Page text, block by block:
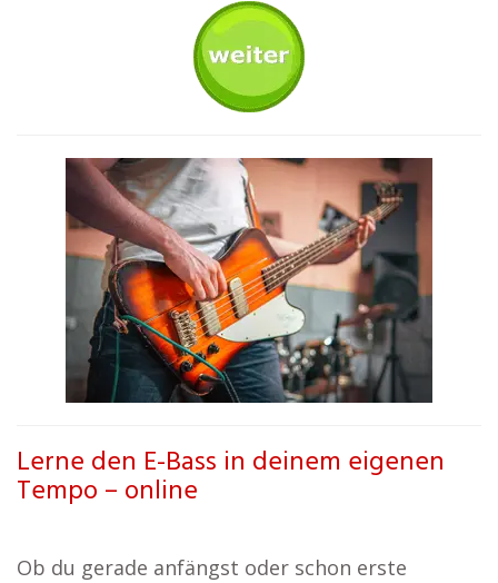
Lerne den E-Bass in deinem eigenen
Tempo – online
Ob du gerade anfängst oder schon erste